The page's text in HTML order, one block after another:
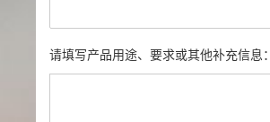
请填写产品用途、要求或其他补充信息：